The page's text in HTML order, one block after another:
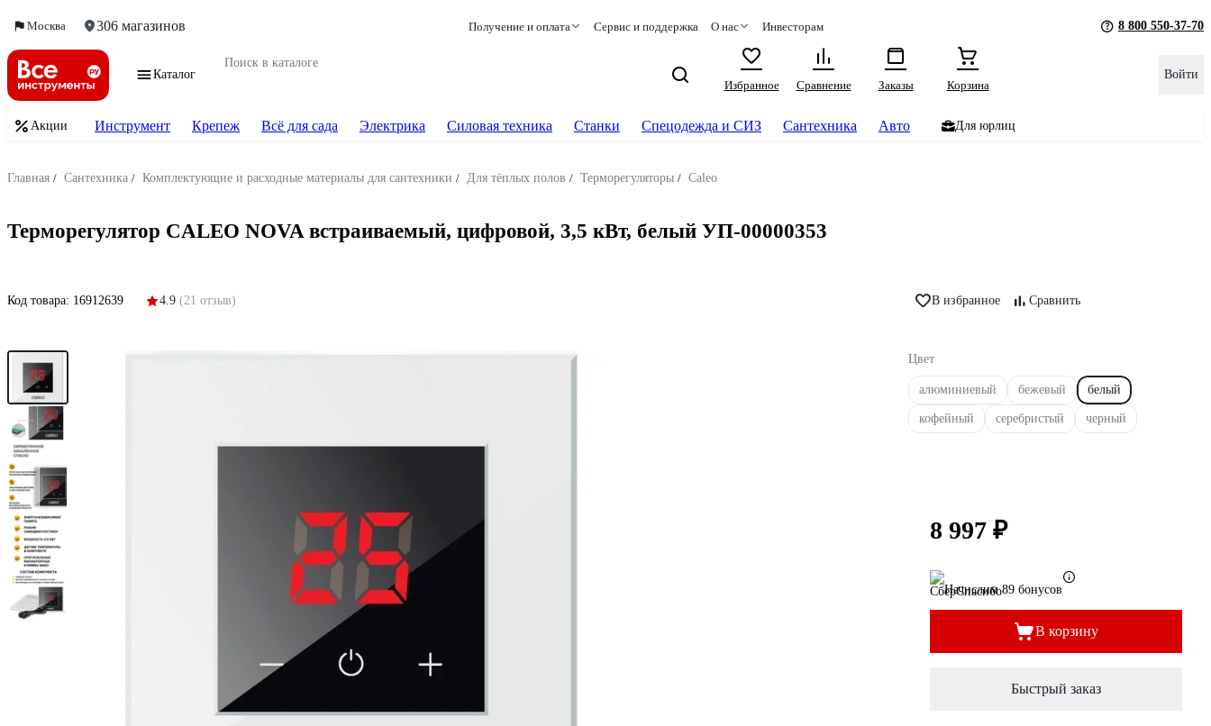
Москва 306 магазинов Получение и оплата Сервис и поддержка О нас Инвесторам 8 800 550-37-70
Каталог
Избранное
Сравнение Заказы Корзина
Войти
Акции Инструмент Крепеж Всё для сада Электрика Силовая техника Станки Спецодежда и СИЗ Сантехника Авто Для юрлиц
Главная / Сантехника / Комплектующие и расходные материалы для сантехники / Для тёплых полов / Терморегуляторы / Caleo
Терморегулятор CALEO NOVA встраиваемый, цифровой, 3,5 кВт, белый УП-00000353
Код товара: 16912639 4.9 (21 отзыв) В избранное Сравнить
Цвет
алюминиевый бежевый белый
кофейный серебристый черный
8 997 ₽
Начислим 89 бонусов
В корзину
Быстрый заказ